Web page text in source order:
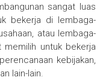
sangat luas
bekerja di lembaga-
atau lembaga-
memilih untuk bekerja
kebijakan,
lain-lain.